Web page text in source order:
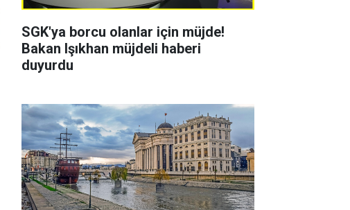
SGK'ya borcu olanlar için müjde!
Bakan Işıkhan müjdeli haberi
duyurdu